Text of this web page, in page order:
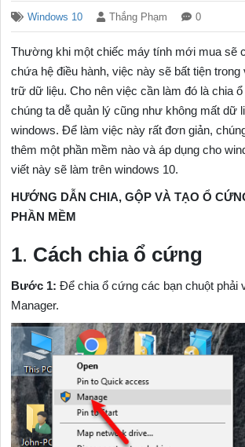
Windows 10 Thắng Phạm 0
Thường khi một chiếc máy tính mới mua sẽ
chứa hệ điều hành, việc này sẽ bất tiện
trữ dữ liệu. Cho nên việc cần làm đó là chia
chúng ta dễ quản lý cũng như không mất dữ
windows. Để làm việc này rất đơn giản,
thêm một phần mềm nào và áp dụng cho
viết này sẽ làm trên windows 10.
HƯỚNG DẪN CHIA, GỘP VÀ TẠO Ổ
PHẦN MỀM
1. Cách chia ổ cứng
Bước 1:Để chia ổ cứng các bạn chuột phải
Manager.